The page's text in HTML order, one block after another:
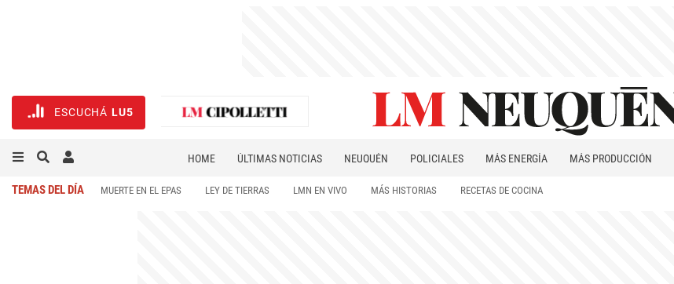
ESCUCHÁ LU5
HOME ÚLTIMAS NOTICIAS NEUQUÉN POLICIALES MÁS ENERGÍA MÁS PRODUCCIÓN
TEMAS DEL DÍA MUERTE EN EL EPAS LEY DE TIERRAS LMN EN VIVO MÁS HISTORIAS RECETAS DE COCINA